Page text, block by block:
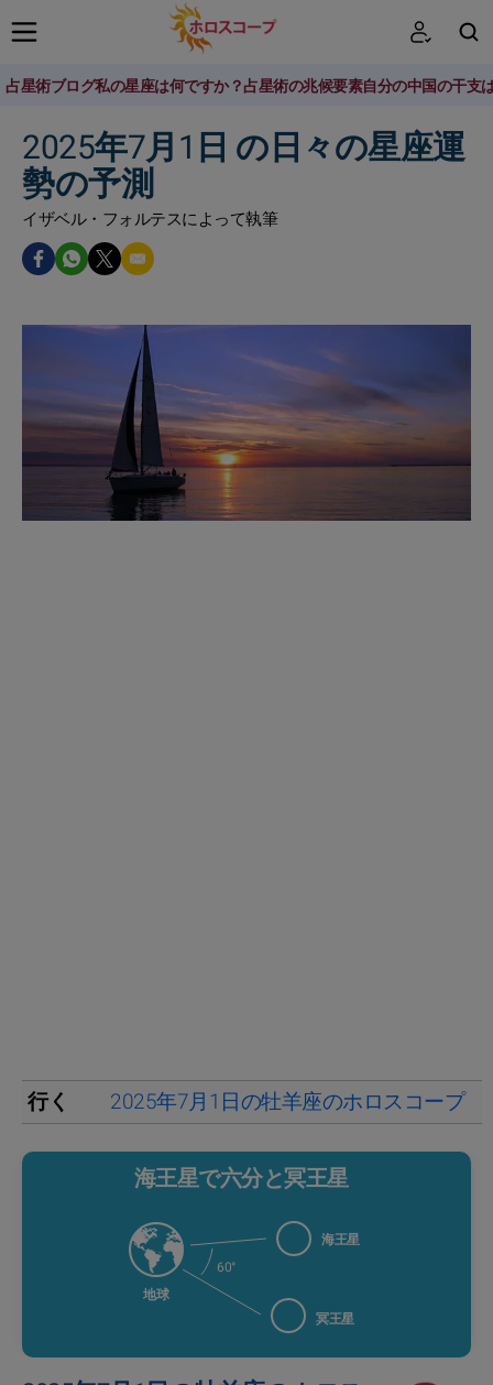
占星術ブログ私の星座は何ですか？占星術の兆候要素自分の中国の干支
2025年7月1日 の日々の星座運
勢の予測
イザベル・フォルテスによって執筆
行く 2025年7月1日の牡羊座のホロスコープ
海王星で六分と冥王星
地球
海王星
冥王星
60°